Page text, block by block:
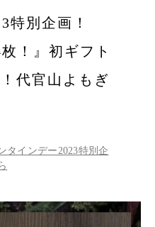
特別企画！
！』初ギフト
代官山よもぎ
タインデー2023特別企